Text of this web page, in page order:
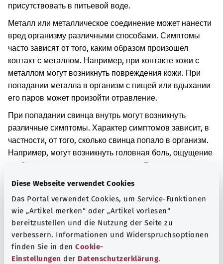
Diese Webseite verwendet Cookies
Das Portal verwendet Cookies, um Service-Funktionen
wie „Artikel merken“ oder „Artikel vorlesen“
bereitzustellen und die Nutzung der Seite zu
verbessern. Informationen und Widerspruchsoptionen
finden Sie in den Cookie-
Einstellungen der Datenschutzerklärung.
присутствовать в питьевой воде.
Металл или металлическое соединение может нанести
вред организму различными способами. Симптомы
часто зависят от того, каким образом произошел
контакт с металлом. Например, при контакте кожи с
металлом могут возникнуть повреждения кожи. При
попадании металла в организм с пищей или вдыхании
его паров может произойти отравление.
При попадании свинца внутрь могут возникнуть
различные симптомы. Характер симптомов зависит, в
частности, от того, сколько свинца попало в организм.
Например, могут возникнуть головная боль, ощущение
разбитости или нарушения психики. Возможны спазмы
кишечника и запор. Свинец также нарушает
малокровию. Кроме того, может измениться цвет кожи
и десен. Также может возникнуть паралич или
повреждение почек.
Дополнительные обозначения